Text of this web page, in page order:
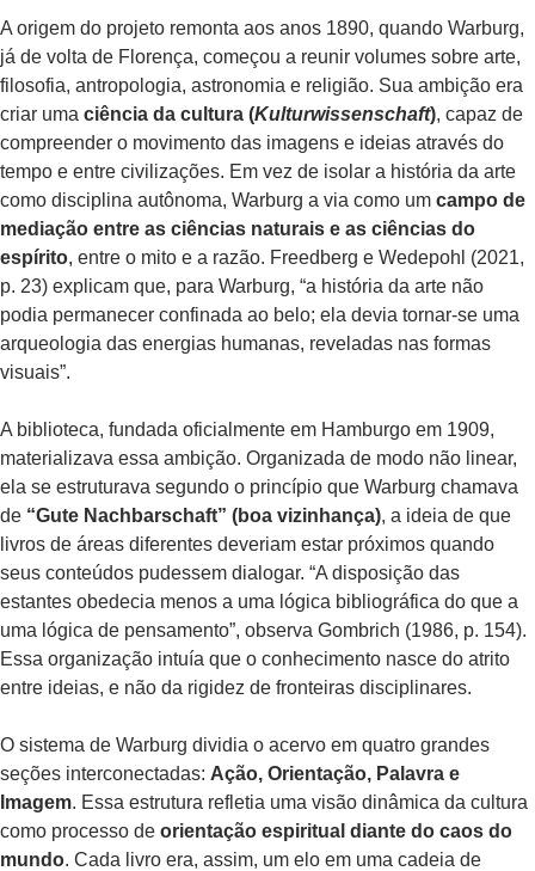
A origem do projeto remonta aos anos 1890, quando Warburg,
já de volta de Florença, começou a reunir volumes sobre arte,
filosofia, antropologia, astronomia e religião. Sua ambição era
criar uma ciência da cultura (Kulturwissenschaft), capaz de
compreender o movimento das imagens e ideias através do
tempo e entre civilizações. Em vez de isolar a história da arte
como disciplina autônoma, Warburg a via como um campo de
mediação entre as ciências naturais e as ciências do
espírito, entre o mito e a razão. Freedberg e Wedepohl (2021,
p. 23) explicam que, para Warburg, “a história da arte não
podia permanecer confinada ao belo; ela devia tornar-se uma
arqueologia das energias humanas, reveladas nas formas
visuais”.
A biblioteca, fundada oficialmente em Hamburgo em 1909,
materializava essa ambição. Organizada de modo não linear,
ela se estruturava segundo o princípio que Warburg chamava
de “Gute Nachbarschaft” (boa vizinhança), a ideia de que
livros de áreas diferentes deveriam estar próximos quando
seus conteúdos pudessem dialogar. “A disposição das
estantes obedecia menos a uma lógica bibliográfica do que a
uma lógica de pensamento”, observa Gombrich (1986, p. 154).
Essa organização intuía que o conhecimento nasce do atrito
entre ideias, e não da rigidez de fronteiras disciplinares.
O sistema de Warburg dividia o acervo em quatro grandes
seções interconectadas: Ação, Orientação, Palavra e
Imagem. Essa estrutura refletia uma visão dinâmica da cultura
como processo de orientação espiritual diante do caos do
mundo. Cada livro era, assim, um elo em uma cadeia de